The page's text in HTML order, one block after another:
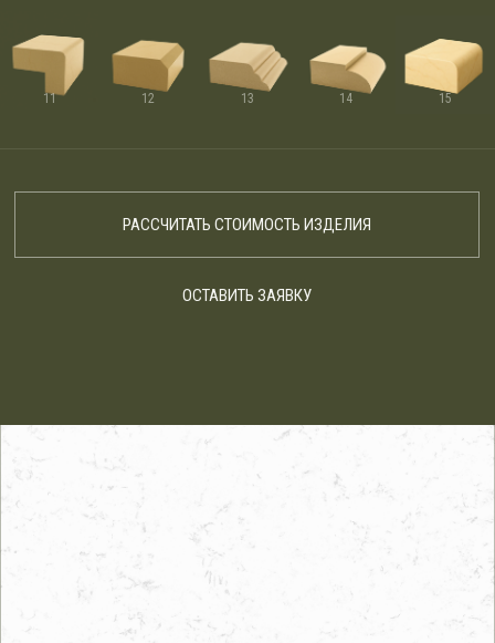
11 12 13 14 15
РАССЧИТАТЬ СТОИМОСТЬ ИЗДЕЛИЯ
ОСТАВИТЬ ЗАЯВКУ